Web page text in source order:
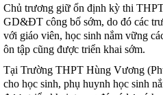
Chủ trương giữ ổn định kỳ thi
GD&ĐT công bố sớm, do đó các
với giáo viên, học sinh nắm vững
ôn tập cũng được triển khai sớm.
Tại Trường THPT Hùng Vương
cho học sinh, phụ huynh học sinh